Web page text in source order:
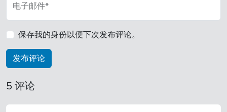
电子邮件*
保存我的身份以便下次发布评论。
5 评论